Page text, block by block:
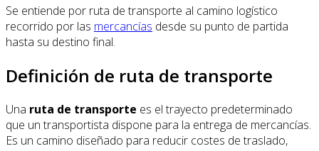
Se entiende por ruta de transporte al camino logístico
recorrido por las mercancías desde su punto de partida
hasta su destino final.
Definición de ruta de transporte
Una ruta de transporte es el trayecto predeterminado
que un transportista dispone para la entrega de mercancías.
Es un camino diseñado para reducir costes de traslado,